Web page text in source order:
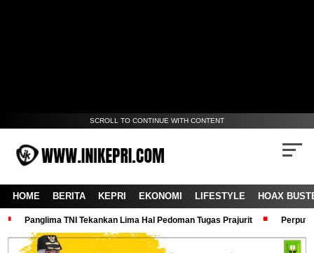
SCROLL TO CONTINUE WITH CONTENT
HOME BERITA KEPRI EKONOMI LIFESTYLE HOAX
Panglima TNI Tekankan Lima Hal Pedoman Tugas Prajurit